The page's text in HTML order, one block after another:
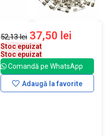
52,13lei 37,50 lei
Stoc epuizat
Stoc epuizat
Comandă pe WhatsApp
Adaugă la favorite